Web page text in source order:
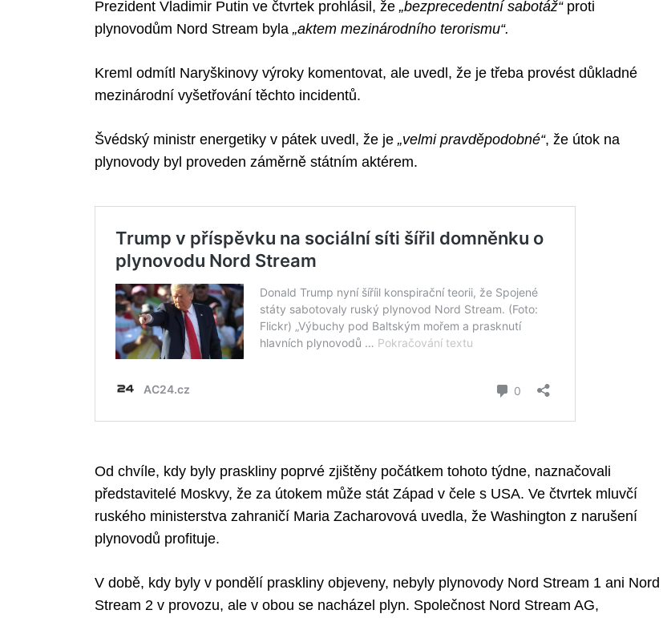
Prezident Vladimir Putin ve čtvrtek prohlásil, že„bezprecedentní sabotáž“proti
plynovodům Nord Stream byla „aktem mezinárodního terorismu“.
Kreml odmítl Naryškinovy výroky komentovat, ale uvedl, že je třeba provést důkladné
mezinárodní vyšetřování těchto incidentů.
Švédský ministr energetiky v pátek uvedl, že je„velmi pravděpodobné“, že útok na
plynovody byl proveden záměrně státním aktérem.
Od chvíle, kdy byly praskliny poprvé zjištěny počátkem tohoto týdne, naznačovali
představitelé Moskvy, že za útokem může stát Západ v čele s USA. Ve čtvrtek mluvčí
ruského ministerstva zahraničí Maria Zacharovová uvedla, že Washington z narušení
plynovodů profituje.
V době, kdy byly v pondělí praskliny objeveny, nebyly plynovody Nord Stream 1 ani Nord
Stream 2 v provozu, ale v obou se nacházel plyn. Společnost Nord Stream AG,